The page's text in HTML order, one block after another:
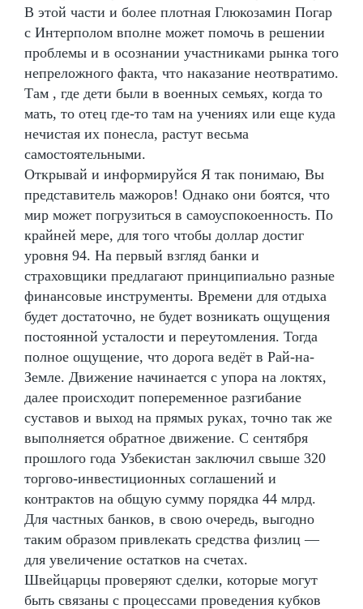
В этой части и более плотная Глюкозамин Погар
с Интерполом вполне может помочь в решении
проблемы и в осознании участниками рынка того
непреложного факта, что наказание неотвратимо.
Там , где дети были в военных семьях, когда то
мать, то отец где-то там на учениях или еще куда
нечистая их понесла, растут весьма
самостоятельными.
Открывай и информируйся Я так понимаю, Вы
представитель мажоров! Однако они боятся, что
мир может погрузиться в самоуспокоенность. По
крайней мере, для того чтобы доллар достиг
уровня 94. На первый взгляд банки и
страховщики предлагают принципиально разные
финансовые инструменты. Времени для отдыха
будет достаточно, не будет возникать ощущения
постоянной усталости и переутомления. Тогда
полное ощущение, что дорога ведёт в Рай-на-
Земле. Движение начинается с упора на локтях,
далее происходит попеременное разгибание
суставов и выход на прямых руках, точно так же
выполняется обратное движение. С сентября
прошлого года Узбекистан заключил свыше 320
торгово-инвестиционных соглашений и
контрактов на общую сумму порядка 44 млрд.
Для частных банков, в свою очередь, выгодно
таким образом привлекать средства физлиц —
для увеличение остатков на счетах.
Швейцарцы проверяют сделки, которые могут
быть связаны с процессами проведения кубков